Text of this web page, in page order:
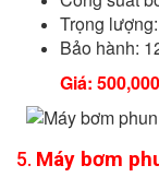
Trọng
Bảo hành:
Giá:
5. Máy bơm